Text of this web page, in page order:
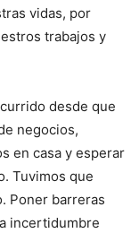
vidas, por
trabajos y
desde que
negocios,
en casa y esperar
Tuvimos que
Poner barreras
incertidumbre